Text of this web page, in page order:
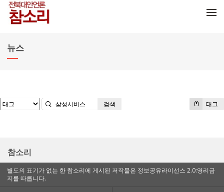
뉴스
태그
검색
참소리
별도의 표기가 없는 한 참소리에 게시된 저작물은 정보공유라이선스 2.0:영리금
지를 따릅니다.